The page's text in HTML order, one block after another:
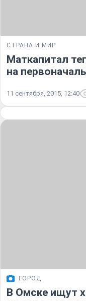
СТРАНА И МИР
Маткапитал
на
11 сентября, 2015, 12:40
ГОРОД
В Омске ищут